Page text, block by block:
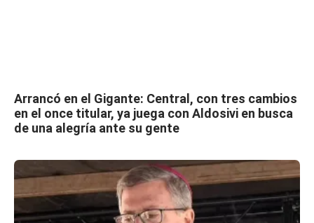
Arrancó en el Gigante: Central, con tres cambios
en el once titular, ya juega con Aldosivi en busca
de una alegría ante su gente